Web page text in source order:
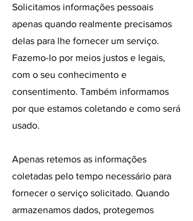
Solicitamos informações pessoais
apenas quando realmente precisamos
delas para lhe fornecer um serviço.
Fazemo-lo por meios justos e legais,
com o seu conhecimento e
consentimento. Também informamos
por que estamos coletando e como será
usado.
Apenas retemos as informações
coletadas pelo tempo necessário para
fornecer o serviço solicitado. Quando
armazenamos dados, protegemos